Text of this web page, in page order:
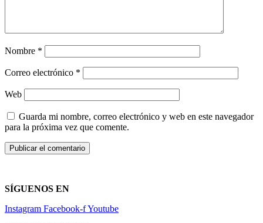
Nombre *
Correo electrónico *
Web
Guarda mi nombre, correo electrónico y web en este navegador
para la próxima vez que comente.
SÍGUENOS EN
Instagram Facebook-fYoutube